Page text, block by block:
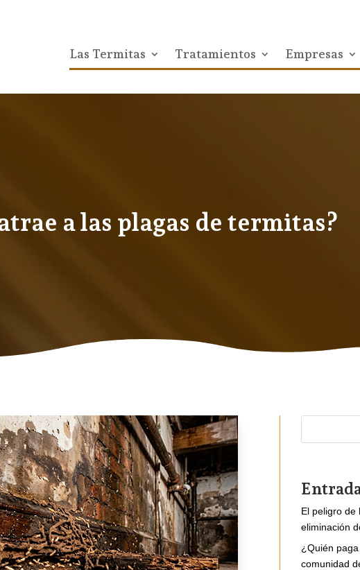
Las Termitas Tratamientos Empresas
a las plagas de termitas?
El peligro de
eliminación
¿Quién
comunidad